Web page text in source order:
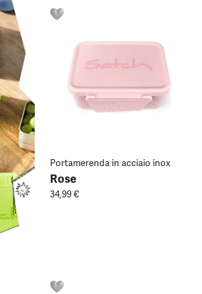
Portamerenda in acciaio inox
Rose
34,99 €